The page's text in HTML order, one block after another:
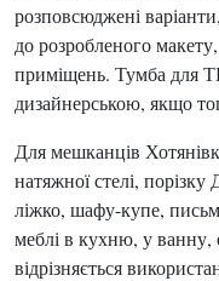
розповсюджені
до розробленого
приміщень. Тумба для
дизайнерською, якщо
Для мешканців
натяжної стелі,
ліжко, шафу-купе,
меблі в кухню, у ванну,
відрізняється